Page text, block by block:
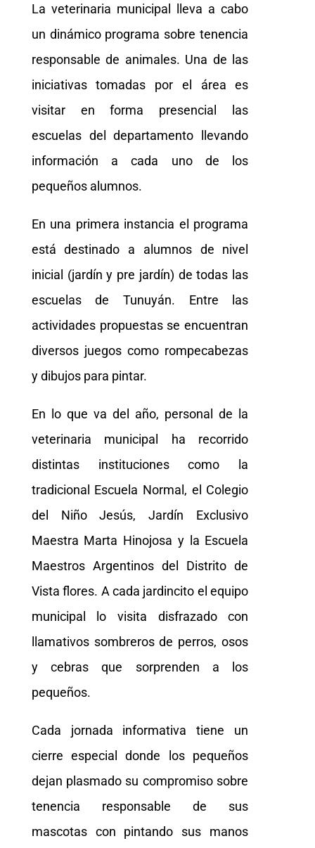
La veterinaria municipal lleva a cabo
un dinámico programa sobre tenencia
responsable de animales. Una de las
iniciativas tomadas por el área es
visitar en forma presencial las
escuelas del departamento llevando
información a cada uno de los
pequeños alumnos.
En una primera instancia el programa
está destinado a alumnos de nivel
inicial (jardín y pre jardín) de todas las
escuelas de Tunuyán. Entre las
actividades propuestas se encuentran
diversos juegos como rompecabezas
y dibujos para pintar.
En lo que va del año, personal de la
veterinaria municipal ha recorrido
distintas instituciones como la
tradicional Escuela Normal, el Colegio
del Niño Jesús, Jardín Exclusivo
Maestra Marta Hinojosa y la Escuela
Maestros Argentinos del Distrito de
Vista flores. A cada jardincito el equipo
municipal lo visita disfrazado con
llamativos sombreros de perros, osos
y cebras que sorprenden a los
pequeños.
Cada jornada informativa tiene un
cierre especial donde los pequeños
dejan plasmado su compromiso sobre
tenencia responsable de sus
mascotas con pintando sus manos